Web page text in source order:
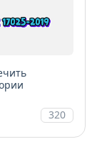
320